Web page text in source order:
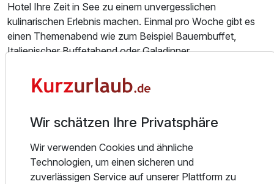
Ausstattung
Für 5 Tage p.P. ab457,00 €
Familienzimmer
2 Erwachsene und 2 Kinder
Hotel Ihre Zeit in See zu einem unvergesslichen
kulinarischen Erlebnis machen. Einmal pro Woche gibt es
einen Themenabend wie zum Beispiel Bauernbuffet,
Italienischer Buffetabend oder Galadinner.
WELLNESS
Entspannen Sie im Ruhebereich mit mediterranem Flair.
- Hot-Whirlpool
Liegewiese, Gastgarten
- Finnische Sauna
Wir schätzen Ihre Privatsphäre
Wir verwenden Cookies und ähnliche
Technologien, um einen sicheren und
zuverlässigen Service auf unserer Plattform zu